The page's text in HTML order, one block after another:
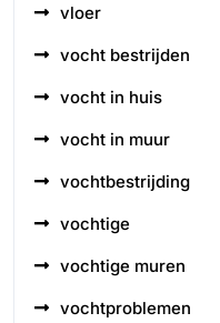
vloer
vocht bestrijden
vocht in huis
vocht in muur
vochtbestrijding
vochtige
vochtige muren
vochtproblemen